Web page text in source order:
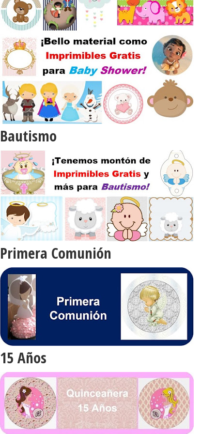
Bautismo
Primera Comunión
15 Años